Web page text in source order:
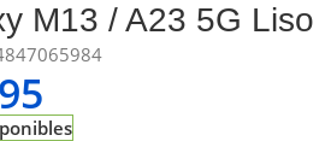
M13 / A23 5G Liso